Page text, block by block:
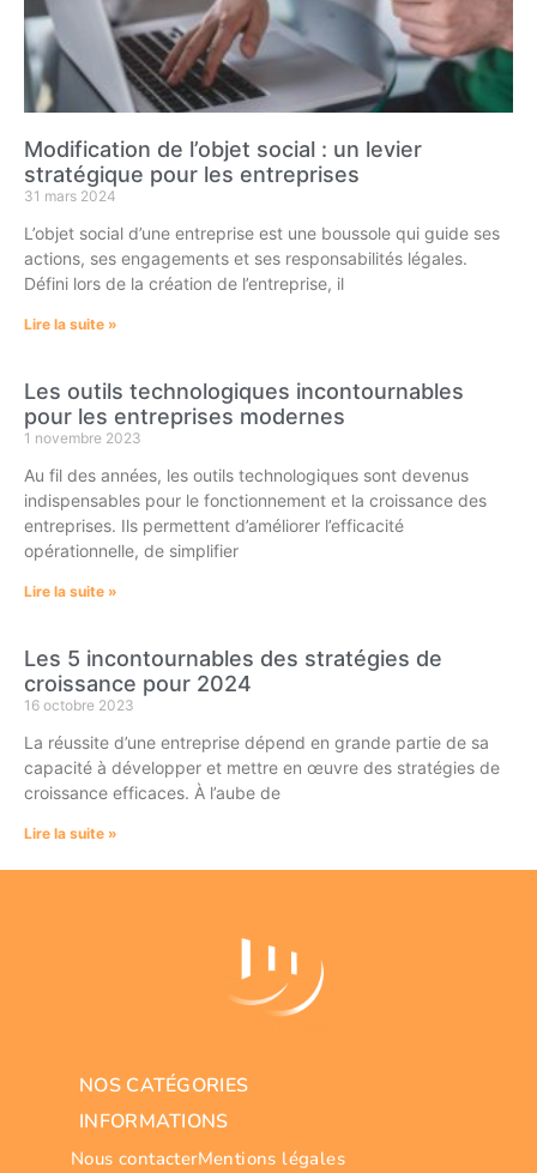
Modification de l’objet social : un levier
stratégique pour les entreprises
31 mars 2024
L’objet social d’une entreprise est une boussole qui guide ses
actions, ses engagements et ses responsabilités légales.
Défini lors de la création de l’entreprise, il
Lire la suite »
Les outils technologiques incontournables
pour les entreprises modernes
1 novembre 2023
Au fil des années, les outils technologiques sont devenus
indispensables pour le fonctionnement et la croissance des
entreprises. Ils permettent d’améliorer l’efficacité
opérationnelle, de simplifier
Lire la suite »
Les 5 incontournables des stratégies de
croissance pour 2024
16 octobre 2023
La réussite d’une entreprise dépend en grande partie de sa
capacité à développer et mettre en œuvre des stratégies de
croissance efficaces. À l’aube de
Lire la suite »
NOS CATÉGORIES
INFORMATIONS
Nous contacterMentions légales